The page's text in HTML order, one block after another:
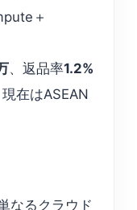
＋
、返品率1.2%
在はASEAN
なるクラウド